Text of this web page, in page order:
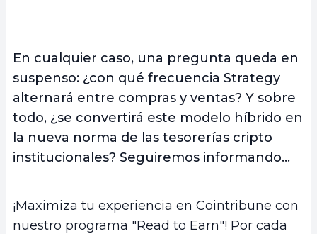
En cualquier caso, una pregunta queda en
suspenso: ¿con qué frecuencia Strategy
alternará entre compras y ventas? Y sobre
todo, ¿se convertirá este modelo híbrido en
la nueva norma de las tesorerías cripto
institucionales? Seguiremos informando…
¡Maximiza tu experiencia en Cointribune con
nuestro programa "Read to Earn"! Por cada